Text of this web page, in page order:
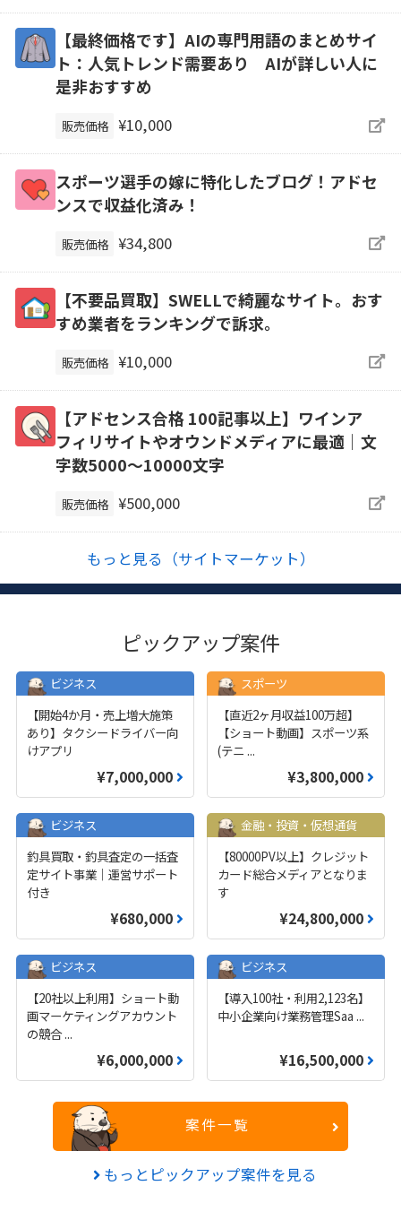
【最終価格です】AIの専門用語のまとめサイ
ト：人気トレンド需要あり AIが詳しい人に
是非おすすめ
販売価格 ¥10,000
スポーツ選手の嫁に特化したブログ！アドセ
ンスで収益化済み！
販売価格 ¥34,800
【不要品買取】SWELLで綺麗なサイト。おす
すめ業者をランキングで訴求。
販売価格 ¥10,000
【アドセンス合格 100記事以上】ワインア
フィリサイトやオウンドメディアに最適｜文
字数5000～10000文字
販売価格 ¥500,000
もっと見る（サイトマーケット）
ピックアップ案件
ビジネス
【開始4か月・売上増大施策
あり】タクシードライバー向
けアプリ
¥7,000,000
スポーツ
【直近2ヶ月収益100万超】
【ショート動画】スポーツ系
(テニ ...
¥3,800,000
ビジネス
釣具買取・釣具査定の一括査
定サイト事業｜運営サポート
付き
¥680,000
金融・投資・仮想通貨
【80000PV以上】クレジット
カード総合メディアとなりま
す
¥24,800,000
ビジネス
【20社以上利用】ショート動
画マーケティングアカウント
の競合...
¥6,000,000
ビジネス
【導入100社・利用2,123名】
中小企業向け業務管理Saa ...
¥16,500,000
案件一覧
もっとピックアップ案件を見る